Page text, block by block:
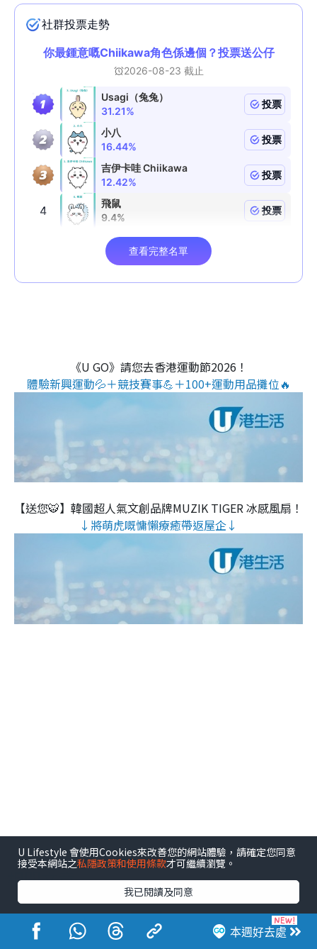
《U GO》請您去香港運動節2026！
體驗新興運動💦＋競技賽事💪＋100+運動用品攤位🔥
【送您🐯】韓國超人氣文創品牌MUZIK TIGER 冰感風扇！
↓將萌虎嘅慵懶療癒帶返屋企↓
相關文章
社會
本週好去處
U Lifestyle 會使用Cookies來改善您的網站體驗，請確定您同意
接受本網站之私隱政策和使用條款才可繼續瀏覽。
我已閱讀及同意